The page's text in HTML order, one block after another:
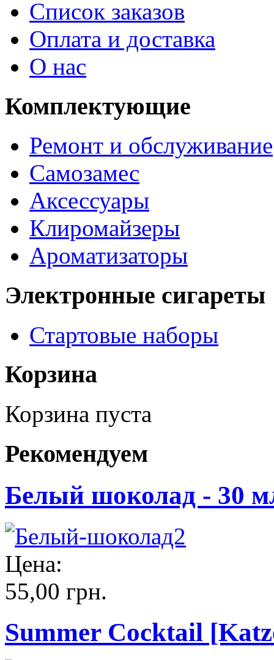
Список заказов
Оплата и доставка
О нас
Комплектующие
Ремонт и обслуживание
Самозамес
Аксессуары
Клиромайзеры
Ароматизаторы
Электронные сигареты
Стартовые наборы
Корзина
Корзина пуста
Рекомендуем
Белый шоколад - 30
Цена:
55,00 грн.
Summer Cocktail